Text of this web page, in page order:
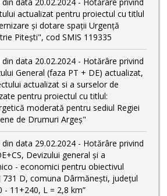
actualizat pentru proiectul cu titlul
și dotare spații Urgență
Pitești", cod SMIS 119335
data 20.02.2024 - Hotărâre privind
General (faza PT + DE) actualizat,
actualizat si a surselor de
pentru proiectul cu titlul:
moderată pentru sediul Regiei
de Drumuri Argeș"
data 29.02.2024 - Hotărâre privind
Devizului general și a
- economici pentru obiectivul
731 D, comuna Dârmănești, județul
- 11+240, L = 2,8 km”